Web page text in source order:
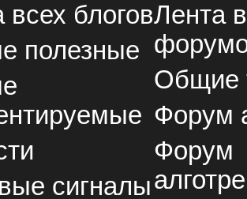
всех блогов
полезные
сигналы
Лента
Общие
Форум
Форум